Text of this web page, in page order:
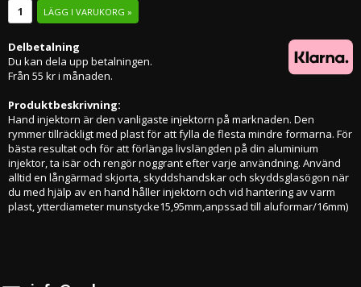
LÄGG I VARUKORG »
Delbetalning
Du kan dela upp betalningen.
Från 55 kr i månaden.
Produktbeskrivning:
Hand injektorn är den vanligaste injektorn på marknaden. Den
rymmer tillräckligt med plast för att fylla de flesta mindre formarna. För
bästa resultat och för att förlänga livslängden på din aluminium
injektor, ta isär och rengör noggrant efter varje användning. Använd
alltid en långärmad skjorta, skyddshandskar och skyddsglasögon när
du med hjälp av en hand håller injektorn och vid hantering av varm
plast, ytterdiameter munstycke15,95mm,anpssad till aluformar/16mm)